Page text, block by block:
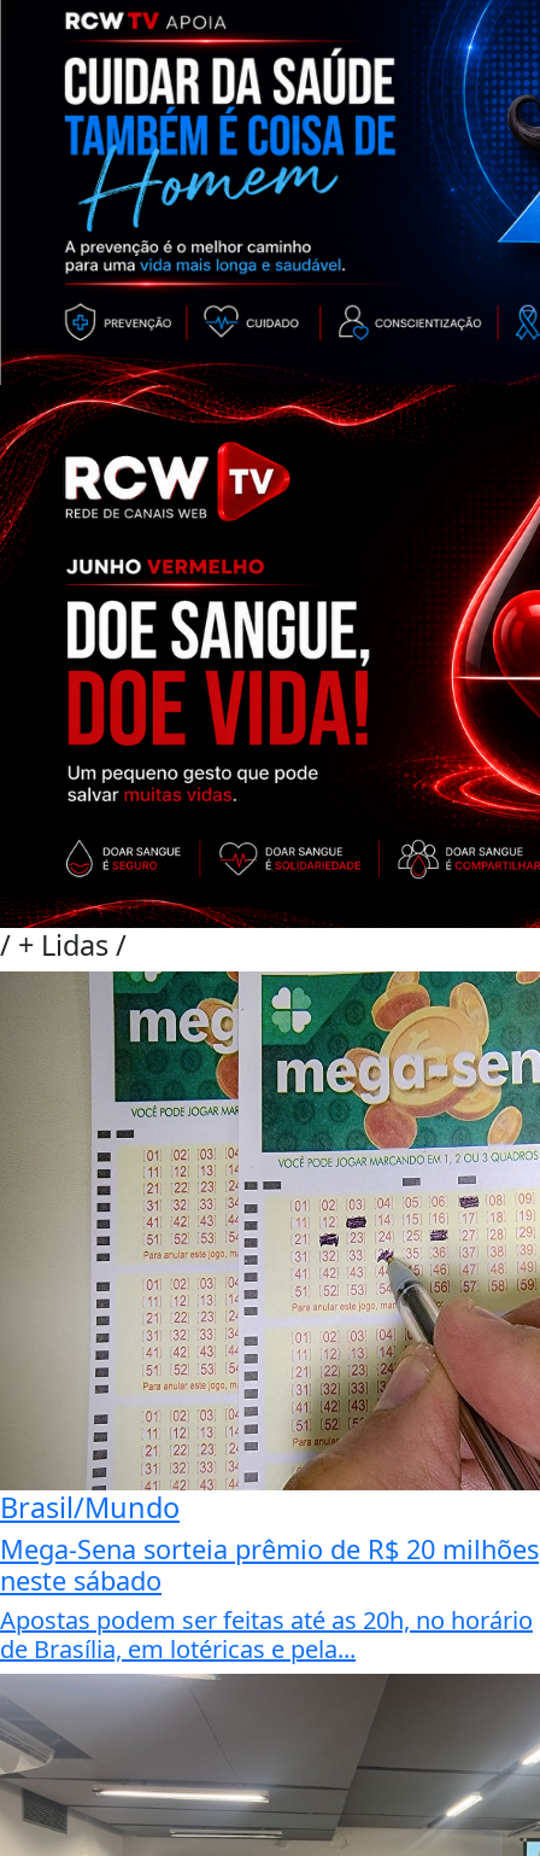
/ + Lidas/
Brasil/Mundo
Mega-Sena sorteia prêmio de R$ 20 milhões
neste sábado
Apostas podem ser feitas até as 20h, no horário
de Brasília, em lotéricas e pela...